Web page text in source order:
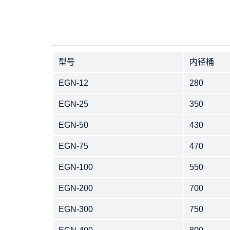
型号 内径桶
EGN-12 280
EGN-25 350
EGN-50 430
EGN-75 470
EGN-100 550
EGN-200 700
EGN-300 750